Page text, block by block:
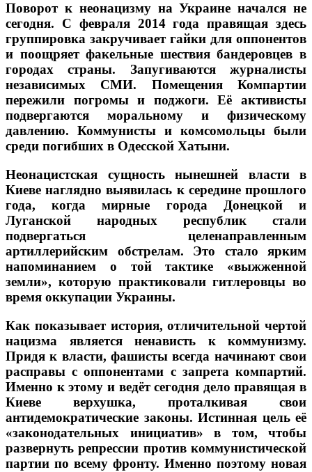
Поворот к неонацизму на Украине начался не
сегодня. С февраля 2014 года правящая здесь
группировка закручивает гайки для оппонентов
и поощряет факельные шествия бандеровцев в
городах страны. Запугиваются журналисты
независимых СМИ. Помещения Компартии
пережили погромы и поджоги. Её активисты
подвергаются моральному и физическому
давлению. Коммунисты и комсомольцы были
среди погибших в Одесской Хатыни.
Неонацистская сущность нынешней власти в
Киеве наглядно выявилась к середине прошлого
года, когда мирные города Донецкой и
Луганской народных республик стали
подвергаться целенаправленным
артиллерийским обстрелам. Это стало ярким
напоминанием о той тактике «выжженной
земли», которую практиковали гитлеровцы во
время оккупации Украины.
Как показывает история, отличительной чертой
нацизма является ненависть к коммунизму.
Придя к власти, фашисты всегда начинают свои
расправы с оппонентами с запрета компартий.
Именно к этому и ведёт сегодня дело правящая в
Киеве верхушка, проталкивая свои
антидемократические законы. Истинная цель её
«законодательных инициатив» в том, чтобы
развернуть репрессии против коммунистической
партии по всему фронту. Именно поэтому новая